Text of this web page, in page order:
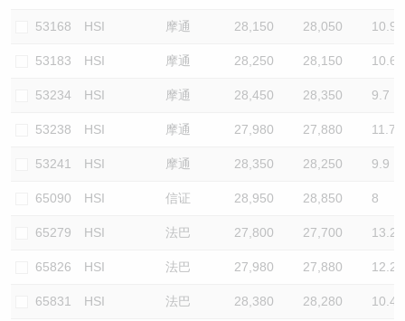
53168 HSI 摩通 28,150 28,050 10.9
53183 HSI 摩通 28,250 28,150 10.6
53234 HSI 摩通 28,450 28,350 9.7
53238 HSI 摩通 27,980 27,880 11.7
53241 HSI 摩通 28,350 28,250 9.9
65090 HSI 信证 28,950 28,850 8
65279 HSI 法巴 27,800 27,700 13.2
65826 HSI 法巴 27,980 27,880 12.2
65831 HSI 法巴 28,380 28,280 10.4